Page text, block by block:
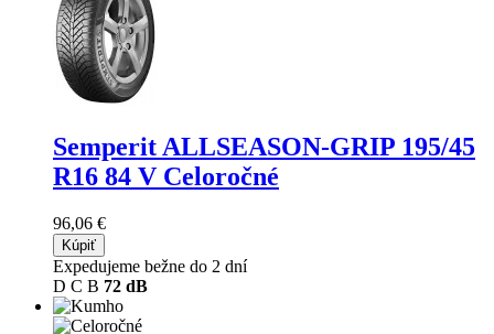
Semperit ALLSEASON-GRIP 195/45
R16 84 V Celoročné
96,06 €
Kúpiť
Expedujeme bežne do 2 dní
D C B 72 dB